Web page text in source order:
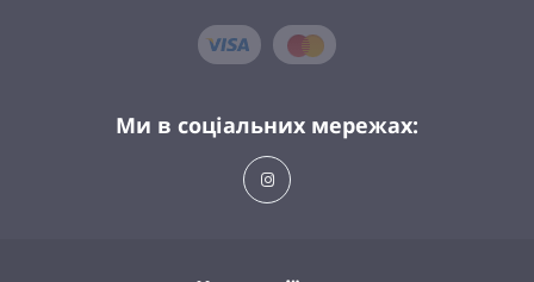
Ми в соціальних мережах: